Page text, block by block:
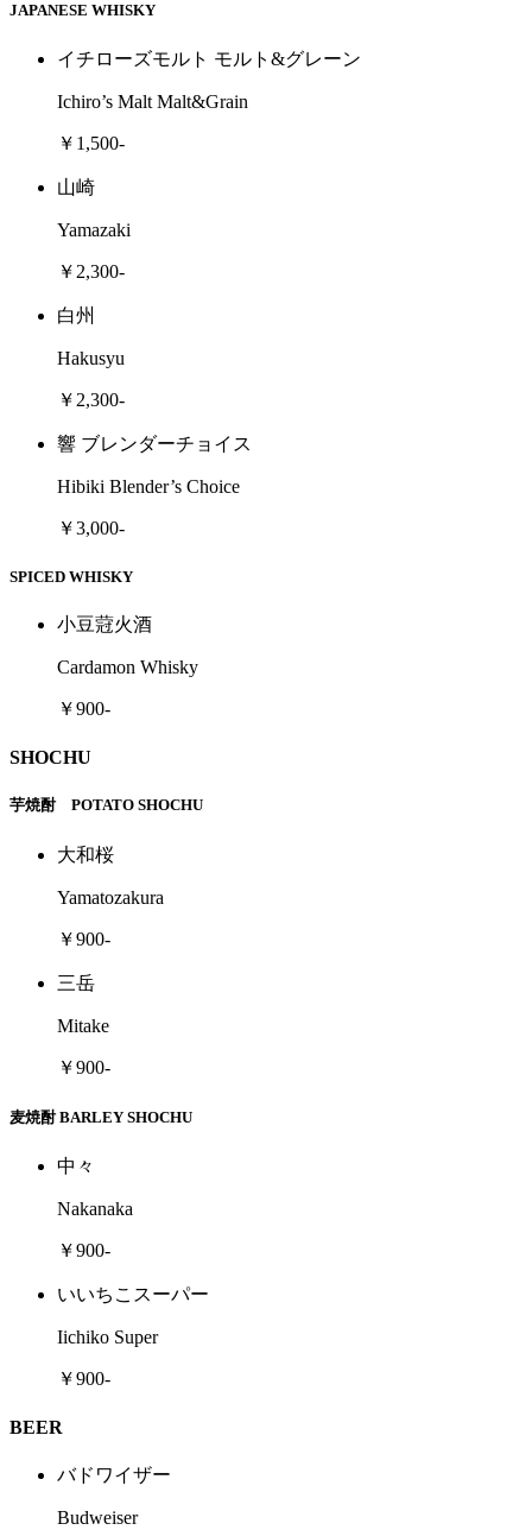
JAPANESE WHISKY
イチローズモルト モルト&グレーン
Ichiro’s Malt Malt&Grain
￥1,500-
山崎
Yamazaki
￥2,300-
白州
Hakusyu
￥2,300-
響 ブレンダーチョイス
Hibiki Blender’s Choice
￥3,000-
SPICED WHISKY
小豆蒄火酒
Cardamon Whisky
￥900-
SHOCHU
芋焼酎 POTATO SHOCHU
大和桜
Yamatozakura
￥900-
三岳
Mitake
￥900-
麦焼酎 BARLEY SHOCHU
中々
Nakanaka
￥900-
いいちこスーパー
Iichiko Super
￥900-
BEER
バドワイザー
Budweiser